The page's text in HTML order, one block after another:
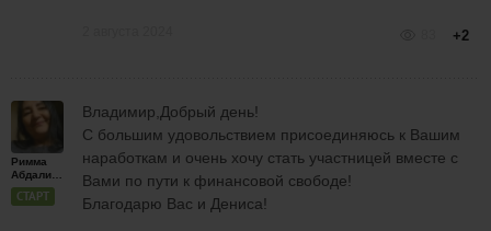
+2
Римма
СТАРТ
Владимир,Добрый день!
С большим удовольствием присоединяюсь к Вашим
наработкам и очень хочу стать участницей вместе с
Вами по пути к финансовой свободе!
Благодарю Вас и Дениса!